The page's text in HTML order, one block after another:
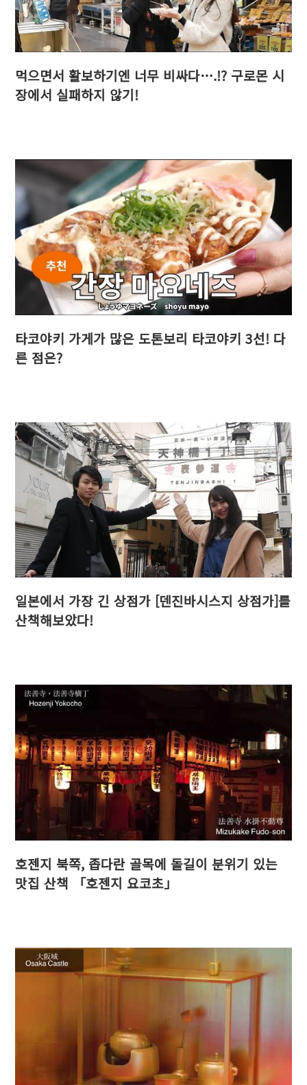
먹으면서 활보하기엔 너무 비싸다….!? 구로몬 시
장에서 실패하지 않기!
타코야키 가게가 많은 도톤보리 타코야키 3선! 다
른 점은?
일본에서 가장 긴 상점가 [덴진바시스지 상점가]를
산책해보았다!
호젠지 북쪽, 좁다란 골목에 돌길이 분위기 있는
맛집 산책 「호젠지 요코초」